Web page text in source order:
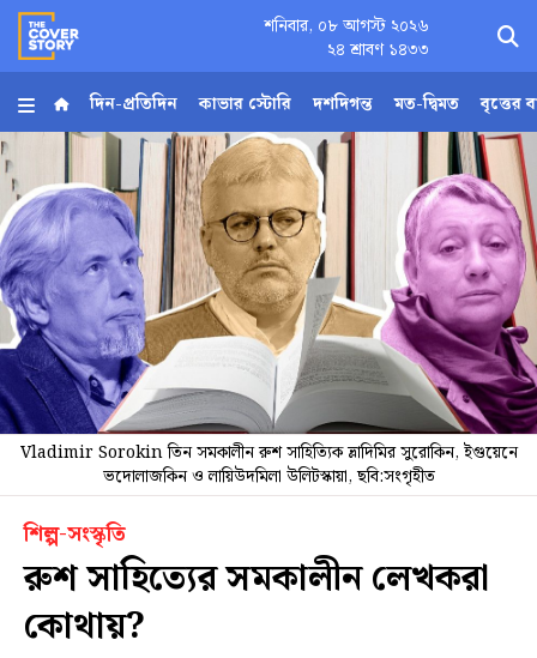
শনিবার, ০৮ আগস্ট ২০২৬
২৪ শ্রাবণ ১৪৩৩
হোম
আর্কাইভ
কনভার্টার
Follow
Us
দিন-প্রতিদিন কাভার স্টোরি দশদিগন্ত মত-দ্বিমত বৃত্তের
Vladimir Sorokin তিন সমকালীন রুশ সাহিত্যিক ভ্লাদিমির সুরোকিন, ইগুয়েনে
ভদোলাজকিন ও লায়িউদমিলা উলিটস্কায়া, ছবি:সংগৃহীত
শিল্প-সংস্কৃতি
রুশ সাহিত্যের সমকালীন লেখকরা
কোথায়?